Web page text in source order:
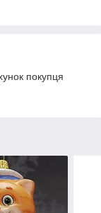
покупця